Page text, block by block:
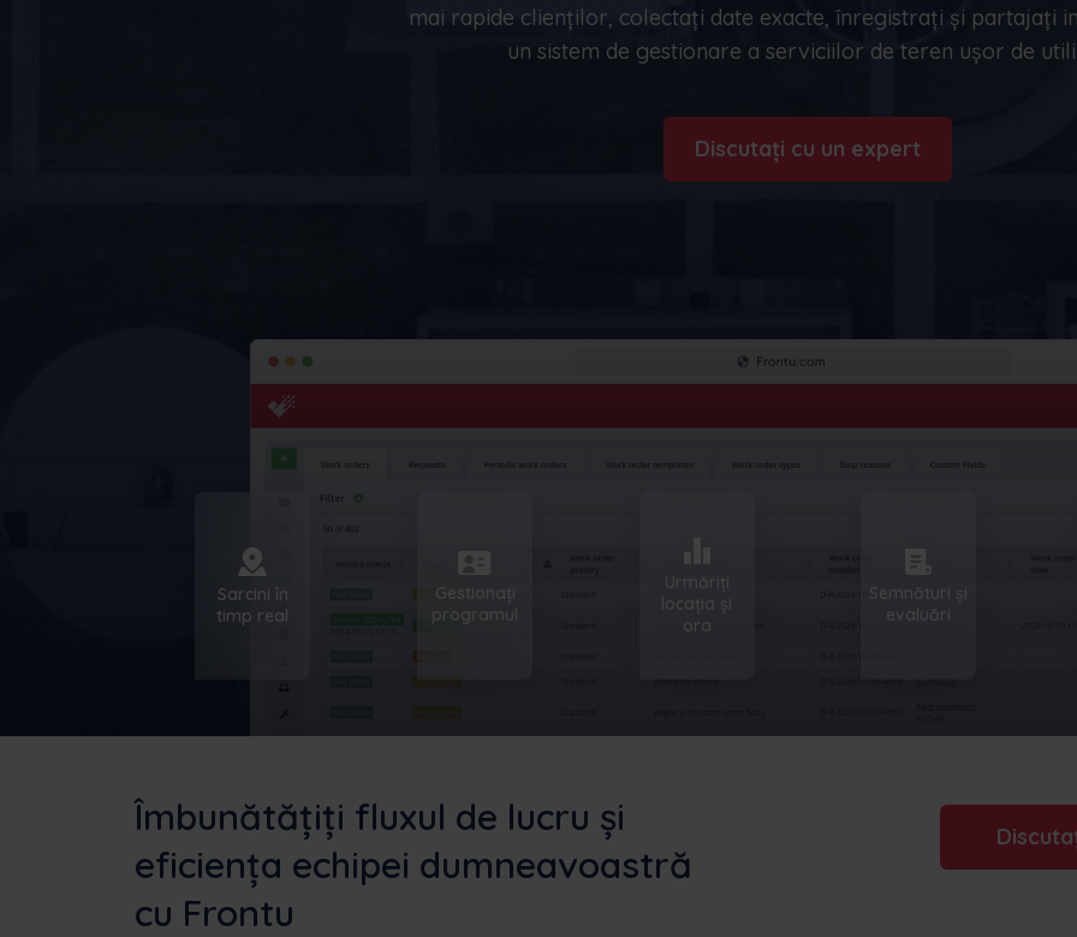
optimizarea inventarului și multe altele
Vedeți cum Frontu a ajutat alte afaceri Nederlands Norsk bokmål српски
mai rapide clienților, colectați date exacte, înregistrați și partajați
un sistem de gestionare a serviciilor de teren ușor de
Discutați cu un expert
Sarcini în
timp real
Gestionați
programul
Urmăriți
locația și
ora
Semnături și
evaluări
Îmbunătățiți fluxul de lucru și
eficiența echipei dumneavoastră
cu Frontu